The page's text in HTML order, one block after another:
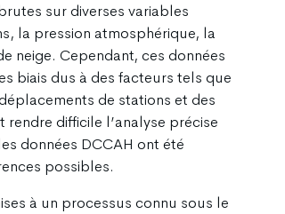
sur diverses variables
la pression atmosphérique, la
neige. Cependant, ces données
biais dus à des facteurs tels que
de stations et des
difficile l’analyse précise
données DCCAH ont été
possibles.
à un processus connu sous le